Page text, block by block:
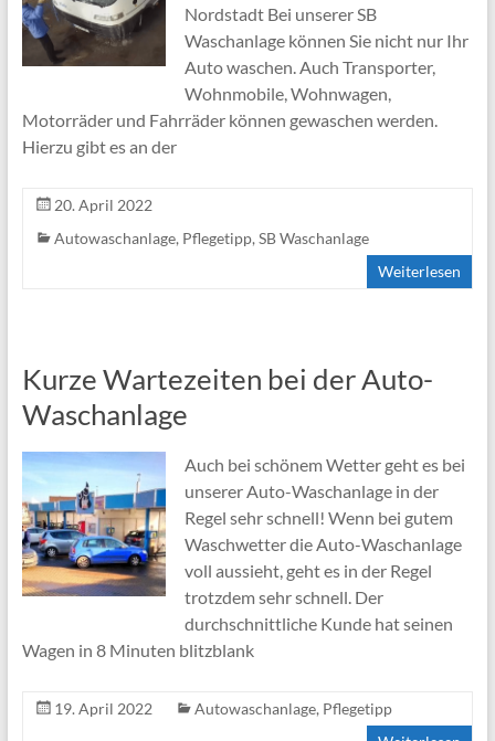
Nordstadt Bei unserer SB
Waschanlage können Sie nicht nur Ihr
Auto waschen. Auch Transporter,
Wohnmobile, Wohnwagen,
Motorräder und Fahrräder können gewaschen werden.
Hierzu gibt es an der
20. April 2022
Autowaschanlage, Pflegetipp, SB Waschanlage
Weiterlesen
Kurze Wartezeiten bei der Auto-
Waschanlage
Auch bei schönem Wetter geht es bei
unserer Auto-Waschanlage in der
Regel sehr schnell! Wenn bei gutem
Waschwetter die Auto-Waschanlage
voll aussieht, geht es in der Regel
trotzdem sehr schnell. Der
durchschnittliche Kunde hat seinen
Wagen in 8 Minuten blitzblank
19. April 2022 Autowaschanlage, Pflegetipp